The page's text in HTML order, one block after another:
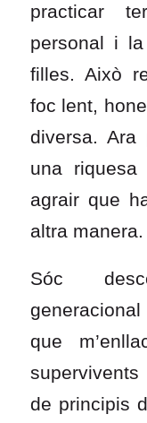
practicar
personal i
filles. Això
foc lent,
diversa. Ara
una
agrair que
altra manera.
Sóc
que
de principis